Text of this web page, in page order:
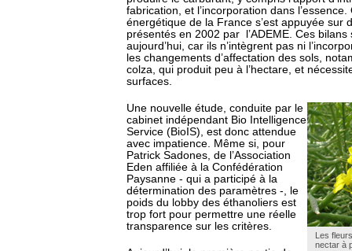
fabrication, et l’incorporation dans
énergétique de la France s’est appuyée sur
présentés en 2002 par l’ADEME. Ces bilans
aujourd’hui, car ils n’intègrent pas ni
les changements d’affectation des sols,
colza, qui produit peu à l’hectare, et
surfaces.
Les
nectar à
Une nouvelle étude, conduite par le
cabinet indépendant Bio Intelligence
Service (BioIS), est donc attendue
avec impatience. Même si, pour
Patrick Sadones, de l’Association
Eden affiliée à la Confédération
Paysanne - qui a participé à la
détermination des paramètres -, le
poids du lobby des éthanoliers est
trop fort pour permettre une réelle
transparence sur les critères.